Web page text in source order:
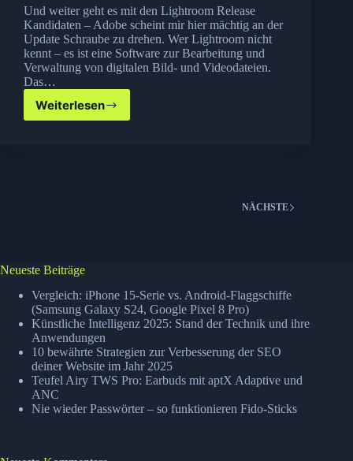
Und weiter geht es mit den Lightroom Release
Kandidaten – Adobe scheint mir hier mächtig an der
Update Schraube zu drehen. Wer Lightroom nicht
kennt – es ist eine Software zur Bearbeitung und
Verwaltung von digitalen Bild- und Videodateien.
Das…
Weiterlesen
Adobe
NÄCHSTE
Neueste Beiträge
Vergleich: iPhone 15-Serie vs. Android-Flaggschiffe
(Samsung Galaxy S24, Google Pixel 8 Pro)
Künstliche Intelligenz 2025: Stand der Technik und ihre
Anwendungen
10 bewährte Strategien zur Verbesserung der SEO
deiner Website im Jahr 2025
Teufel Airy TWS Pro: Earbuds mit aptX Adaptive und
ANC
Nie wieder Passwörter – so funktionieren Fido-Sticks